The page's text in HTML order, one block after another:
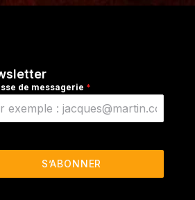
de messagerie *
S’ABONNER